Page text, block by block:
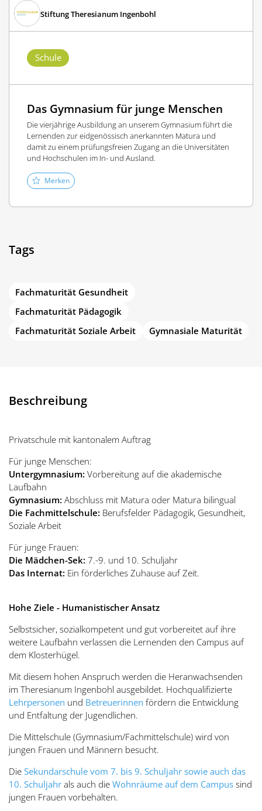
Stiftung Theresianum Ingenbohl
Schule
Das Gymnasium für junge Menschen
Die vierjährige Ausbildung an unserem Gymnasium führt die
Lernenden zur eidgenössisch anerkannten Matura und
damit zu einem prüfungsfreien Zugang an die Universitäten
und Hochschulen im In- und Ausland.
Merken
Tags
Fachmaturität Gesundheit
Fachmaturität Pädagogik
Fachmaturität Soziale Arbeit
Gymnasiale Maturität
Beschreibung
Privatschule mit kantonalem Auftrag
Für junge Menschen:
Untergymnasium: Vorbereitung auf die akademische
Laufbahn
Gymnasium: Abschluss mit Matura oder Matura bilingual
Die Fachmittelschule: Berufsfelder Pädagogik, Gesundheit,
Soziale Arbeit
Für junge Frauen:
Die Mädchen-Sek: 7.-9. und 10. Schuljahr
Das Internat: Ein förderliches Zuhause auf Zeit.
Hohe Ziele - Humanistischer Ansatz
Selbstsicher, sozialkompetent und gut vorbereitet auf ihre
weitere Laufbahn verlassen die Lernenden den Campus auf
dem Klosterhügel.
Mit diesem hohen Anspruch werden die Heranwachsenden
im Theresianum Ingenbohl ausgebildet. Hochqualifizierte
Lehrpersonen und Betreuerinnen fördern die Entwicklung
und Entfaltung der Jugendlichen.
Die Mittelschule (Gymnasium/Fachmittelschule) wird von
jungen Frauen und Männern besucht.
Die Sekundarschule vom 7. bis 9. Schuljahr sowie auch das
10. Schuljahr als auch die Wohnräume auf dem Campus sind
jungen Frauen vorbehalten.